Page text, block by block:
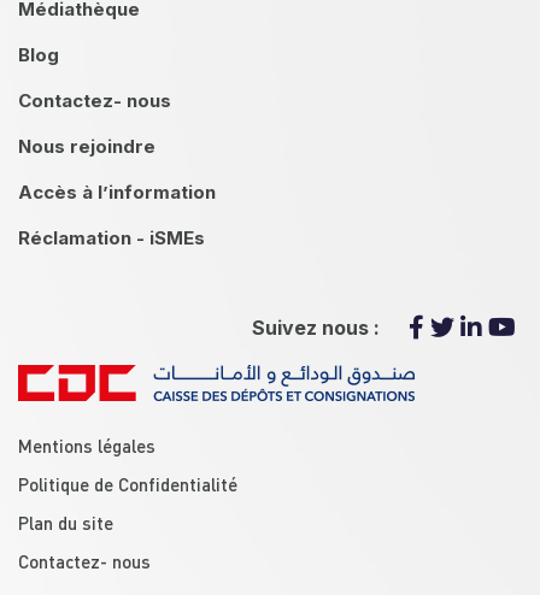
Médiathèque
Blog
Contactez- nous
Nous rejoindre
Accès à l’information
Réclamation - iSMEs
Suivez nous :
Mentions légales
Politique de Confidentialité
Plan du site
Contactez- nous